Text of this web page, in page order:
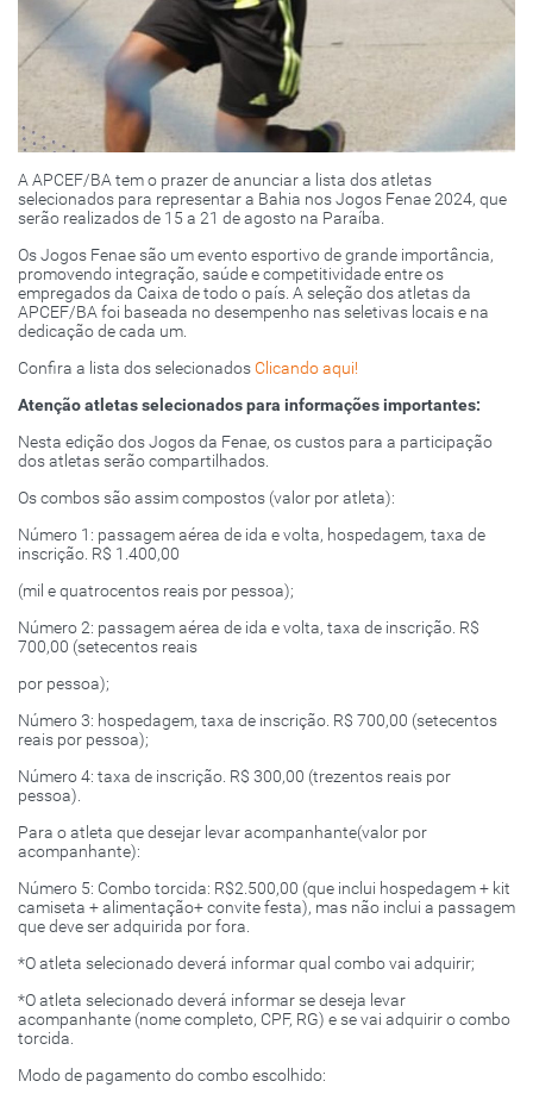
A APCEF/BA tem o prazer de anunciar a lista dos atletas
selecionados para representar a Bahia nos Jogos Fenae 2024, que
serão realizados de 15 a 21 de agosto na Paraíba.
Os Jogos Fenae são um evento esportivo de grande importância,
promovendo integração, saúde e competitividade entre os
empregados da Caixa de todo o país. A seleção dos atletas da
APCEF/BA foi baseada no desempenho nas seletivas locais e na
dedicação de cada um.
Confira a lista dos selecionadosClicando aqui!
Atenção atletas selecionados para informações importantes:
Nesta edição dos Jogos da Fenae, os custos para a participação
dos atletas serão compartilhados.
Os combos são assim compostos (valor por atleta):
Número 1: passagem aérea de ida e volta, hospedagem, taxa de
inscrição. R$ 1.400,00
(mil e quatrocentos reais por pessoa);
Número 2: passagem aérea de ida e volta, taxa de inscrição. R$
700,00 (setecentos reais
por pessoa);
Número 3: hospedagem, taxa de inscrição. R$ 700,00 (setecentos
reais por pessoa);
Número 4: taxa de inscrição. R$ 300,00 (trezentos reais por
pessoa).
Para o atleta que desejar levar acompanhante(valor por
acompanhante):
Número 5: Combo torcida: R$2.500,00 (que inclui hospedagem + kit
camiseta + alimentação+ convite festa), mas não inclui a passagem
que deve ser adquirida por fora.
*O atleta selecionado deverá informar qual combo vai adquirir;
*O atleta selecionado deverá informar se deseja levar
acompanhante (nome completo, CPF, RG) e se vai adquirir o combo
torcida.
Modo de pagamento do combo escolhido: